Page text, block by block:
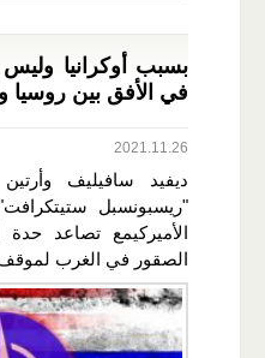
بسبب أوكرانيا
في الأفق بين روسيا
2021.11.26
ديفيد سافيليف
"ريسبونسبل
الأميركيمع تصاعد حدة
الصقور في الغرب لموقف